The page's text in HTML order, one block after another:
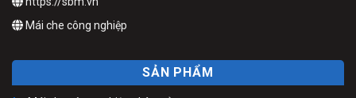
Mái che công nghiệp
SẢN PHẨM